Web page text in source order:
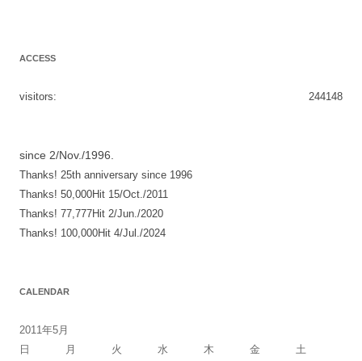
ACCESS
244148
visitors:
since 2/Nov./1996.
Thanks! 25th anniversary since 1996
Thanks! 50,000Hit 15/Oct./2011
Thanks! 77,777Hit 2/Jun./2020
Thanks! 100,000Hit 4/Jul./2024
CALENDAR
2011年5月
日
月 火 水 木 金
土